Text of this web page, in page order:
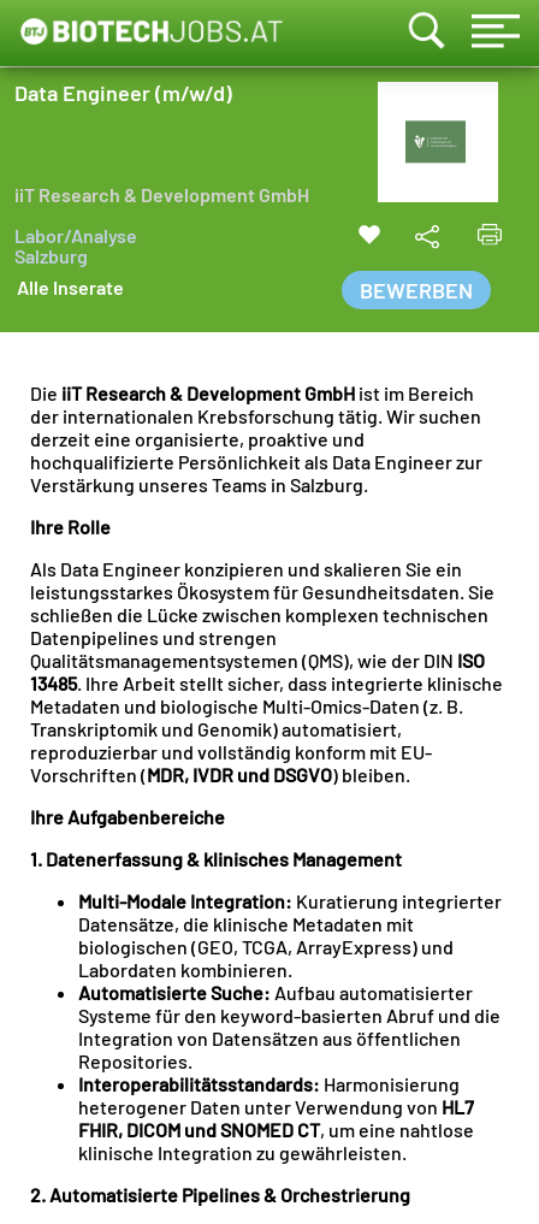
Data Engineer (m/w/d)
iiT Research & Development GmbH
Labor/Analyse
Salzburg
Alle Inserate
BEWERBEN
Die iiT Research & Development GmbH ist im Bereich
der internationalen Krebsforschung tätig. Wir suchen
derzeit eine organisierte, proaktive und
hochqualifizierte Persönlichkeit als Data Engineer zur
Verstärkung unseres Teams in Salzburg.
Ihre Rolle
Als Data Engineer konzipieren und skalieren Sie ein
leistungsstarkes Ökosystem für Gesundheitsdaten. Sie
schließen die Lücke zwischen komplexen technischen
Datenpipelines und strengen
Qualitätsmanagementsystemen (QMS), wie der DIN ISO
13485. Ihre Arbeit stellt sicher, dass integrierte klinische
Metadaten und biologische Multi-Omics-Daten (z. B.
Transkriptomik und Genomik) automatisiert,
reproduzierbar und vollständig konform mit EU-
Vorschriften (MDR, IVDR und DSGVO) bleiben.
Ihre Aufgabenbereiche
1. Datenerfassung & klinisches Management
Multi-Modale Integration: Kuratierung integrierter
Datensätze, die klinische Metadaten mit
biologischen (GEO, TCGA, ArrayExpress) und
Labordaten kombinieren.
Automatisierte Suche: Aufbau automatisierter
Systeme für den keyword-basierten Abruf und die
Integration von Datensätzen aus öffentlichen
Repositories.
Interoperabilitätsstandards: Harmonisierung
heterogener Daten unter Verwendung von HL7
FHIR, DICOM und SNOMED CT, um eine nahtlose
klinische Integration zu gewährleisten.
2. Automatisierte Pipelines & Orchestrierung